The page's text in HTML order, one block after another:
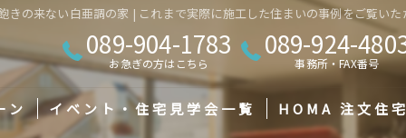
きの来ない白亜調の家 | これまで実際に施工した住まいの事例をご覧い
089-904-1783
お急ぎの方はこちら
089-924-
事務所・FAX番号
ン イベント・住宅見学会一覧 HOMA 注文住